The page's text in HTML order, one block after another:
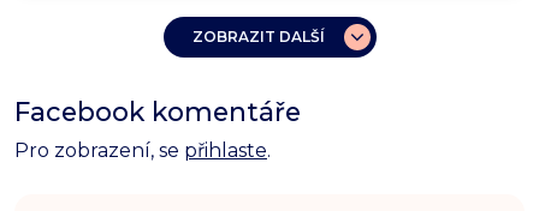
ZOBRAZIT DALŠÍ
Facebook komentáře
Pro zobrazení, se přihlaste.